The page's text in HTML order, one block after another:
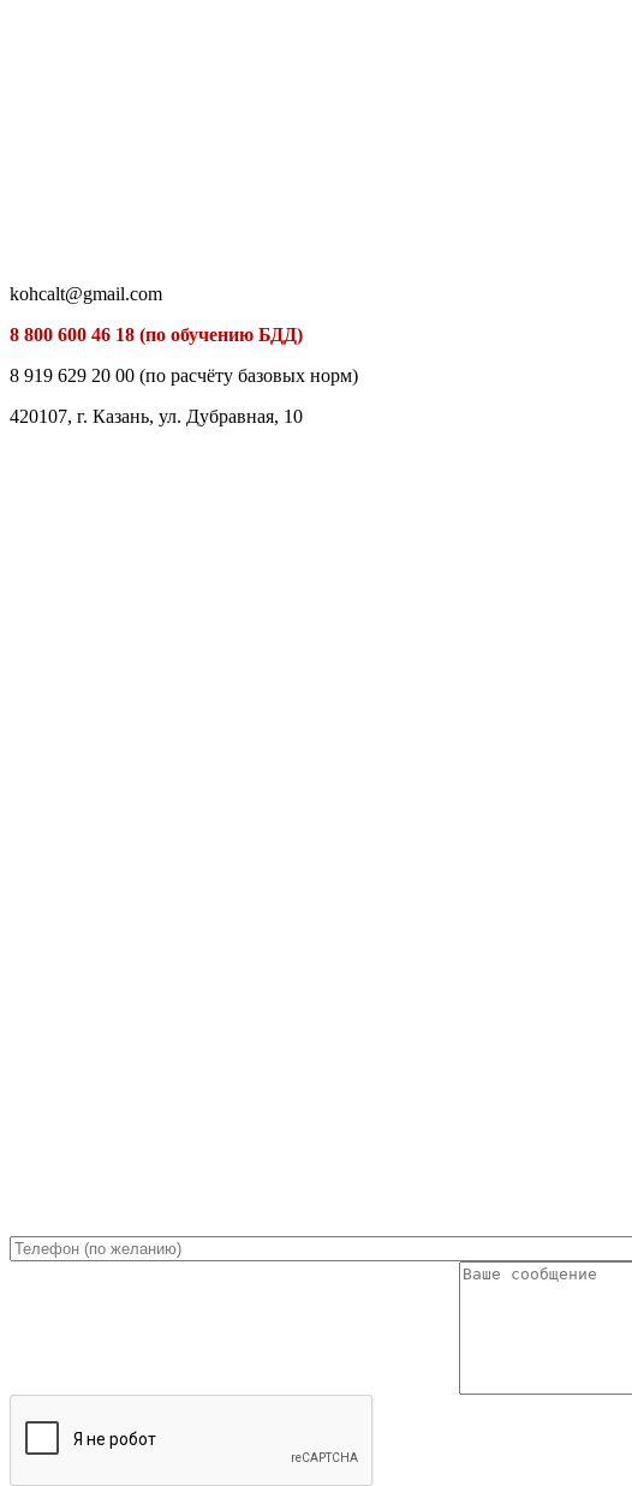
kohcalt@gmail.com
8 800 600 46 18 (по обучению БДД)
8 919 629 20 00 (по расчёту базовых норм)
420107, г. Казань, ул. Дубравная, 10